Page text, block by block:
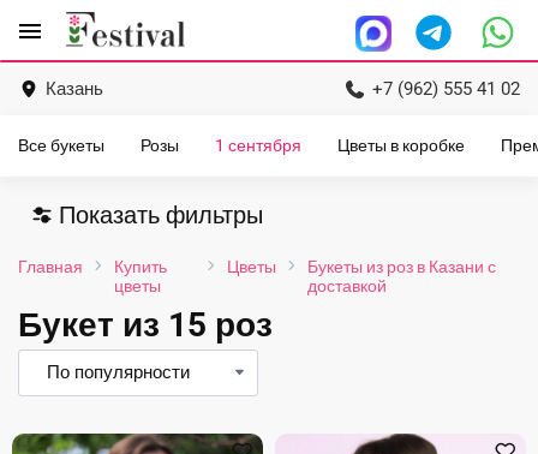
menu
Перейти
содержанию
Казань +7 (962) 555 41 02
Все букеты Розы 1 сентября Цветы в коробке
Главная
Купить
цветы
Цветы
Букеты из роз в Казани с
доставкой
Букет из 15 роз
Показать фильтры